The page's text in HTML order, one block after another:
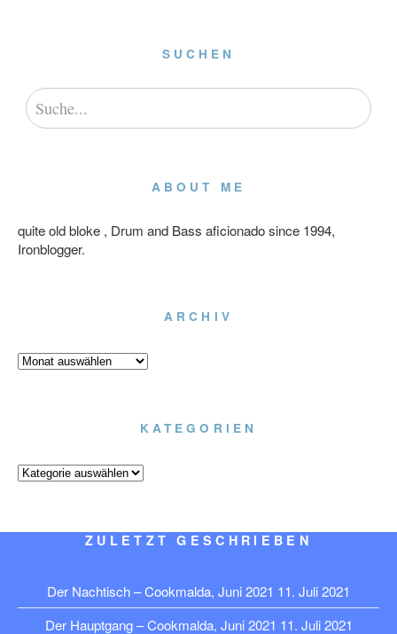
SUCHEN
ABOUT ME
quite old bloke , Drum and Bass aficionado since 1994,
Ironblogger.
ARCHIV
Archiv
KATEGORIEN
Kategorien
ZULETZT GESCHRIEBEN
Der Nachtisch – Cookmalda, Juni 2021 11. Juli 2021
Der Hauptgang – Cookmalda, Juni 2021 11. Juli 2021